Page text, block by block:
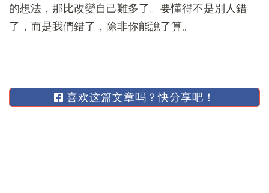
的想法，那比改變自己難多了。要懂得不是別人錯
了，而是我們錯了，除非你能說了算。
喜欢这篇文章吗？快分享吧！